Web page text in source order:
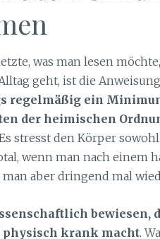
was man lesen
geht, ist die
regelmäßig ein
der heimischen
stresst den Körper
wenn man nach einem
man aber dringend mal
bewiesen,
physisch krank macht.